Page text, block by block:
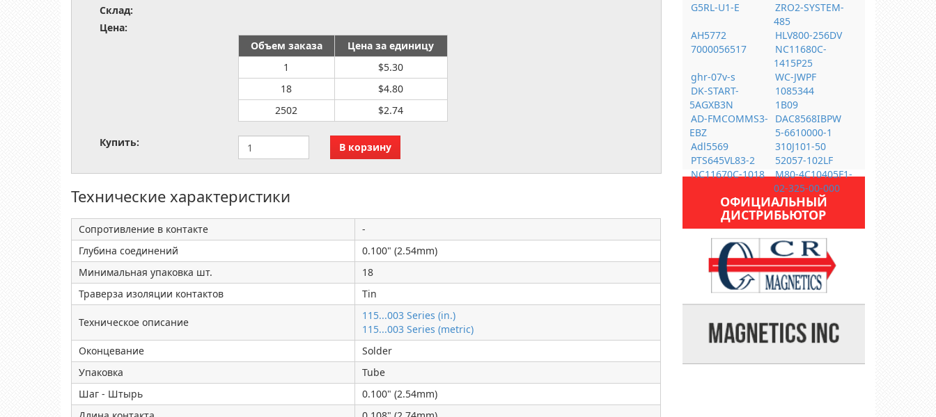
Склад:
Цена:
Объем заказа
Цена за единицу
1
$5.30
18
$4.80
2502
$2.74
Купить:
Технические характеристики
Сопротивление в контакте
-
Глубина соединений
0.100" (2.54mm)
Минимальная упаковка шт.
18
Траверза изоляции контактов
Tin
Техническое описание
115...003 Series (in.)
115...003 Series (metric)
Оконцевание
Solder
Упаковка
Tube
Шаг - Штырь
0.100" (2.54mm)
G5RL-U1-E
ZRO2-SYSTEM-
485
AH5772
HLV800-256DV
7000056517
NC11680C-
1415P25
ghr-07v-s
WC-JWPF
DK-START-
5AGXB3N
1085344
1B09
AD-FMCOMMS3-
EBZ
DAC8568IBPW
5-6610000-1
Adl5569
310J101-50
PTS645VL83-2
52057-102LF
NC11670C-1018
M80-4C10405F1-
02-325-00-000
ОФИЦИАЛЬНЫЙ
ДИСТРИБЬЮТОР